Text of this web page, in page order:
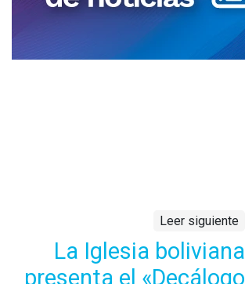
Leer siguiente
La Iglesia boliviana
presenta el «Decálogo